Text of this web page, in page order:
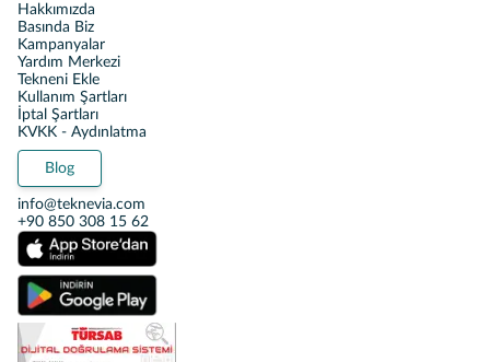
Hakkımızda
Basında Biz
Kampanyalar
Yardım Merkezi
Tekneni Ekle
Kullanım Şartları
İptal Şartları
KVKK - Aydınlatma
Blog
info@teknevia.com
+90 850 308 15 62